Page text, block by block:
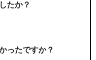
たか？
ったですか？